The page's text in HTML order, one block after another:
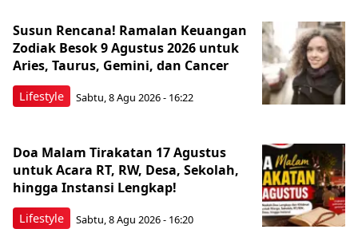
Lifestyle
Susun Rencana! Ramalan Keuangan
Zodiak Besok 9 Agustus 2026 untuk
Aries, Taurus, Gemini, dan Cancer
Sabtu, 8 Agu 2026 - 16:22
Lifestyle
Doa Malam Tirakatan 17 Agustus
untuk Acara RT, RW, Desa, Sekolah,
hingga Instansi Lengkap!
Sabtu, 8 Agu 2026 - 16:20